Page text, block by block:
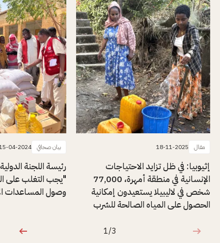
مقال 18-11-2025
إثيوبيا: في ظل تزايد الاحتياجات
الإنسانية في منطقة أمهرة، 77,000
شخص في لاليبيلا يستعيدون إمكانية
الحصول على المياه الصالحة للشرب
بيان صحافي 04-2024
رئيسة اللجنة
"يجب التغلب على
وصول المساعدات
1 من 3
1/3